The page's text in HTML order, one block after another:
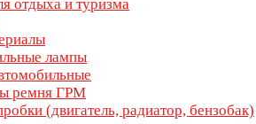
отдыха и туризма
лампы
ремня ГРМ
(двигатель, радиатор, бензобак)